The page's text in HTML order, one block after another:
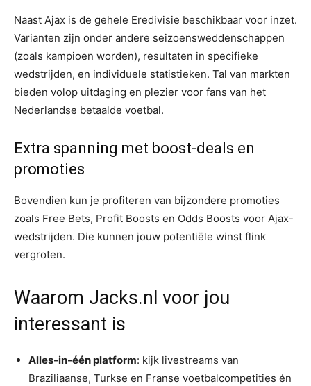
Naast Ajax is de gehele Eredivisie beschikbaar voor inzet.
Varianten zijn onder andere seizoensweddenschappen
(zoals kampioen worden), resultaten in specifieke
wedstrijden, en individuele statistieken. Tal van markten
bieden volop uitdaging en plezier voor fans van het
Nederlandse betaalde voetbal.
Extra spanning met boost-deals en
promoties
Bovendien kun je profiteren van bijzondere promoties
zoals Free Bets, Profit Boosts en Odds Boosts voor Ajax-
wedstrijden. Die kunnen jouw potentiële winst flink
vergroten.
Waarom Jacks.nl voor jou
interessant is
Alles-in-één platform: kijk livestreams van
Braziliaanse, Turkse en Franse voetbalcompetities én